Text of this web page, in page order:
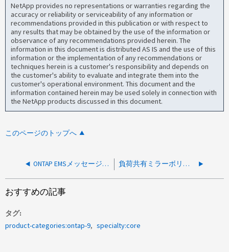
NetApp provides no representations or warranties regarding the
accuracy or reliability or serviceability of any information or
recommendations provided in this publication or with respect to
any results that may be obtained by the use of the information or
observance of any recommendations provided herein. The
information in this document is distributed AS IS and the use of this
information or the implementation of any recommendations or
techniques herein is a customer's responsibility and depends on
the customer's ability to evaluate and integrate them into the
customer's operational environment. This document and the
information contained herein may be used solely in connection with
the NetApp products discussed in this document.
このページのトップへ
ONTAP EMSメッセージ- wafl.vol.autoSize.fail - 1時間後にのみ表示される 負荷共有ミラーボリュームの参照でONTAPノードの運用停止が失敗する
おすすめの記事
タグ
product-categories:ontap-9
specialty:core